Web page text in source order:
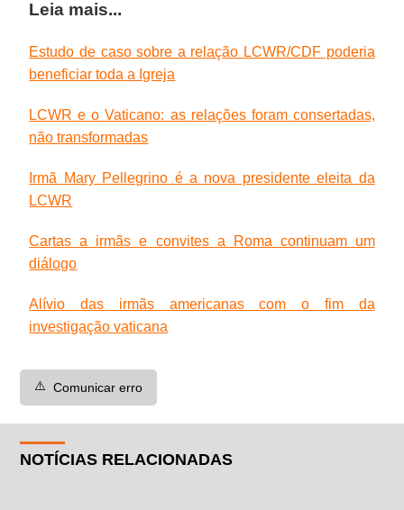
Leia mais...
Estudo de caso sobre a relação LCWR/CDF poderia
beneficiar toda a Igreja
LCWR e o Vaticano: as relações foram consertadas,
não transformadas
Irmã Mary Pellegrino é a nova presidente eleita da
LCWR
Cartas a irmãs e convites a Roma continuam um
diálogo
Alívio das irmãs americanas com o fim da
investigação vaticana
⚠️ Comunicar erro
NOTÍCIAS RELACIONADAS